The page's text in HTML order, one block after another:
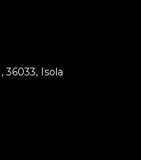
36033, Isola